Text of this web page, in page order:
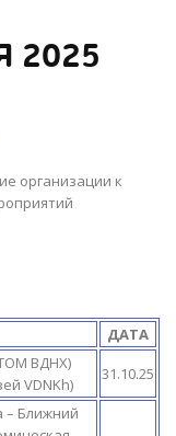
2025
организации к
ДАТА
ВДНХ)
VDNKh)
31.10.25
– Ближний